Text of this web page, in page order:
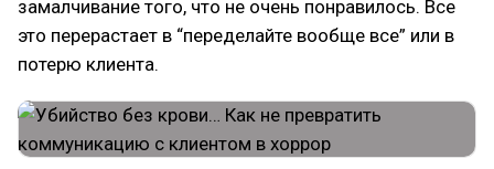
замалчивание того, что не очень понравилось. Все
это перерастает в “переделайте вообще все” или в
потерю клиента.